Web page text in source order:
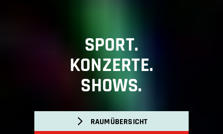
SPORT.
KONZERTE.
SHOWS.
RAUMÜBERSICHT